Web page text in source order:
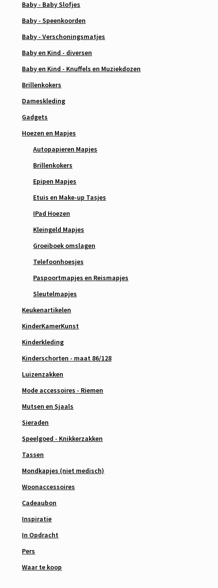
Baby - Baby Slofjes
Baby - Speenkoorden
Baby - Verschoningsmatjes
Baby en Kind - diversen
Baby en Kind - Knuffels en Muziekdozen
Brillenkokers
Dameskleding
Gadgets
Hoezen en Mapjes
Autopapieren Mapjes
Brillenkokers
Epipen Mapjes
Etuis en Make-up Tasjes
IPad Hoezen
Kleingeld Mapjes
Groeiboek omslagen
Telefoonhoesjes
Paspoortmapjes en Reismapjes
Sleutelmapjes
Keukenartikelen
KinderKamerKunst
Kinderkleding
Kinderschorten - maat 86/128
Luizenzakken
Mode accessoires - Riemen
Mutsen en Sjaals
Sieraden
Speelgoed - Knikkerzakken
Tassen
Mondkapjes (niet medisch)
Woonaccessoires
Cadeaubon
Inspiratie
In Opdracht
Pers
Waar te koop